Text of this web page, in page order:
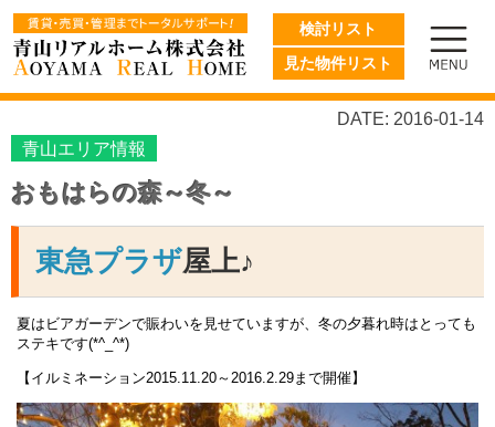
検討リスト
見た物件リスト
DATE: 2016-01-14
青山エリア情報
おもはらの森～冬～
東急プラザ屋上♪
夏はビアガーデンで賑わいを見せていますが、冬の夕暮れ時はとっても
ステキです(*^_^*)
【イルミネーション2015.11.20～2016.2.29まで開催】